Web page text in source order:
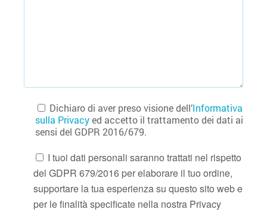
Dichiaro di aver preso visione dell’Informativa
sulla Privacyed accetto il trattamento dei dati ai
sensi del GDPR 2016/679.
I tuoi dati personali saranno trattati nel rispetto
del GDPR 679/2016 per elaborare il tuo ordine,
supportare la tua esperienza su questo sito web e
per le finalità specificate nella nostra Privacy